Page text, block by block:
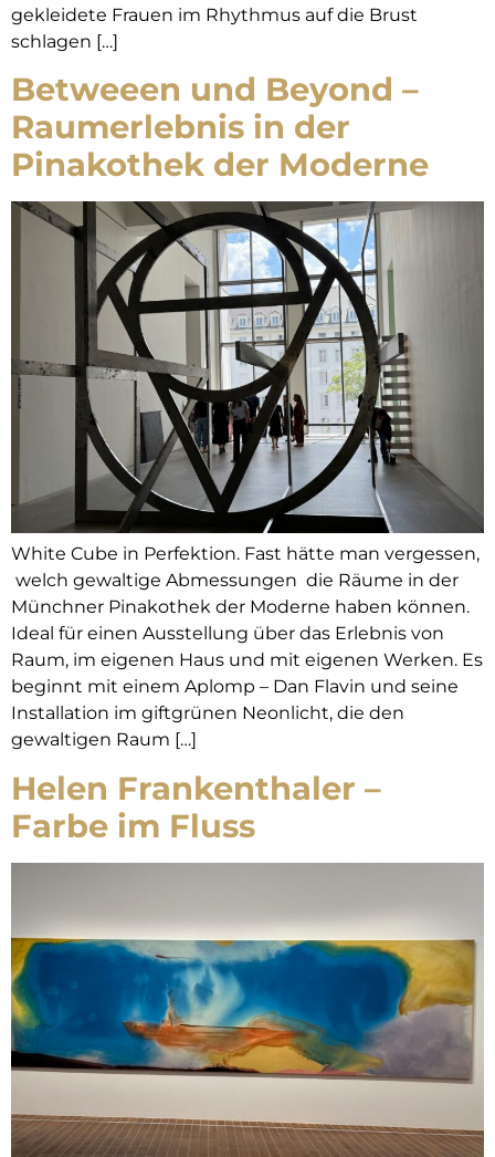
gekleidete Frauen im Rhythmus auf die Brust
schlagen […]
Betweeen und Beyond –
Raumerlebnis in der
Pinakothek der Moderne
White Cube in Perfektion. Fast hätte man vergessen,
welch gewaltige Abmessungen die Räume in der
Münchner Pinakothek der Moderne haben können.
Ideal für einen Ausstellung über das Erlebnis von
Raum, im eigenen Haus und mit eigenen Werken. Es
beginnt mit einem Aplomp – Dan Flavin und seine
Installation im giftgrünen Neonlicht, die den
gewaltigen Raum […]
Helen Frankenthaler –
Farbe im Fluss